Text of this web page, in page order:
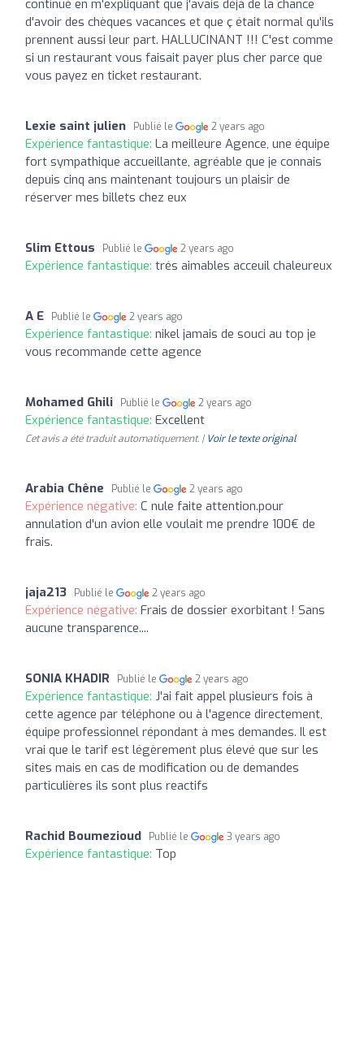
continué en m'expliquant que j'avais déjà de la chance
d'avoir des chèques vacances et que ç était normal qu'ils
prennent aussi leur part. HALLUCINANT !!! C'est comme
si un restaurant vous faisait payer plus cher parce que
vous payez en ticket restaurant.
Lexie saint julien Publié le 2 years ago
Expérience fantastique: La meilleure Agence, une équipe
fort sympathique accueillante, agréable que je connais
depuis cinq ans maintenant toujours un plaisir de
réserver mes billets chez eux
Slim Ettous Publié le 2 years ago
Expérience fantastique: trés aimables acceuil chaleureux
A E Publié le 2 years ago
Expérience fantastique: nikel jamais de souci au top je
vous recommande cette agence
Mohamed Ghili Publié le 2 years ago
Expérience fantastique: Excellent
Cet avis a été traduit automatiquement. | Voir le texte original
Arabia Chêne Publié le 2 years ago
Expérience négative: C nule faite attention.pour
annulation d'un avion elle voulait me prendre 100€ de
frais.
jaja213 Publié le 2 years ago
Expérience négative: Frais de dossier exorbitant ! Sans
aucune transparence....
SONIA KHADIR Publié le 2 years ago
Expérience fantastique: J'ai fait appel plusieurs fois à
cette agence par téléphone ou à l'agence directement,
équipe professionnel répondant à mes demandes. Il est
vrai que le tarif est légèrement plus élevé que sur les
sites mais en cas de modification ou de demandes
particulières ils sont plus reactifs
Rachid Boumezioud Publié le 3 years ago
Expérience fantastique: Top